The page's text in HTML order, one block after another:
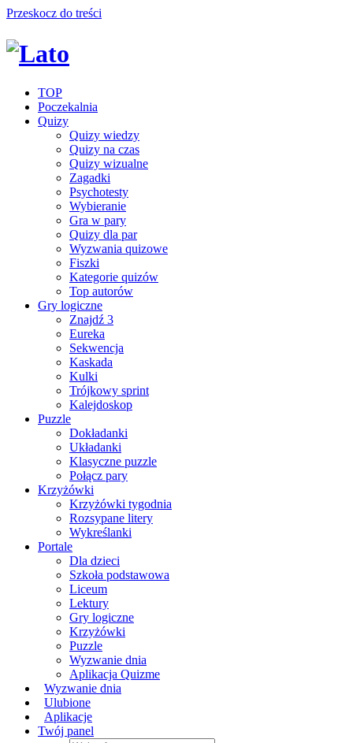
Przeskocz do treści
TOP
Poczekalnia
Quizy
Quizy wiedzy
Quizy na czas
Quizy wizualne
Zagadki
Psychotesty
Wybieranie
Gra w pary
Quizy dla par
Wyzwania quizowe
Fiszki
Kategorie quizów
Top autorów
Gry logiczne
Znajdź 3
Eureka
Sekwencja
Kaskada
Kulki
Trójkowy sprint
Kalejdoskop
Puzzle
Dokładanki
Układanki
Klasyczne puzzle
Połącz pary
Krzyżówki
Krzyżówki tygodnia
Rozsypane litery
Wykreślanki
Portale
Dla dzieci
Szkoła podstawowa
Liceum
Lektury
Gry logiczne
Krzyżówki
Puzzle
Wyzwanie dnia
Aplikacja Quizme
Wyzwanie dnia
Ulubione
Aplikacje
Twój panel